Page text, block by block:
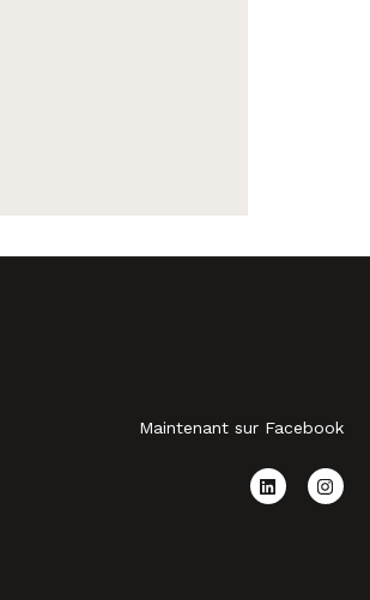
Maintenant sur Facebook